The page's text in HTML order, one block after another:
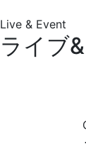
Live & Event
ライブ